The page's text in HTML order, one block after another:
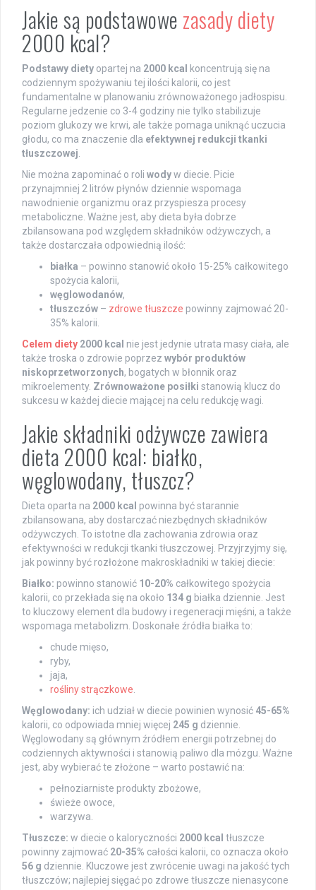
Jakie są podstawowe zasady diety
2000 kcal?
Podstawy diety opartej na 2000 kcal
koncentrują się na
codziennym spożywaniu tej ilości kalorii, co jest
fundamentalne w planowaniu zrównoważonego jadłospisu.
Regularne jedzenie co 3-4 godziny nie tylko stabilizuje
poziom glukozy we krwi, ale także pomaga uniknąć uczucia
głodu, co ma znaczenie dla efektywnej redukcji tkanki
tłuszczowej
Nie można zapominać o roli wodyw diecie. Picie
przynajmniej 2 litrów płynów dziennie wspomaga
nawodnienie organizmu oraz przyspiesza procesy
metaboliczne. Ważne jest, aby dieta była dobrze
zbilansowana pod względem składników odżywczych, a
także dostarczała odpowiednią ilość:
białka – powinno stanowić około 15-25% całkowitego
spożycia kalorii,
węglowodanów,
tłuszczów – zdrowe tłuszcze powinny zajmować 20-
35% kalorii.
Celem diety 2000 kcal nie jest jedynie utrata masy ciała, ale
także troska o zdrowie poprzez wybór produktów
niskoprzetworzonych, bogatych w błonnik oraz
mikroelementy. Zrównoważone posiłki stanowią klucz do
sukcesu w każdej diecie mającej na celu redukcję wagi.
Jakie składniki odżywcze zawiera
dieta 2000 kcal: białko,
węglowodany, tłuszcz?
Dieta oparta na 2000 kcal powinna być starannie
zbilansowana, aby dostarczać niezbędnych składników
odżywczych. To istotne dla zachowania zdrowia oraz
efektywności w redukcji tkanki tłuszczowej. Przyjrzyjmy się,
jak powinny być rozłożone makroskładniki w takiej diecie:
Białko: powinno stanowić 10-20% całkowitego spożycia
kalorii, co przekłada się na około 134 g białka dziennie. Jest
to kluczowy element dla budowy i regeneracji mięśni, a także
wspomaga metabolizm. Doskonałe źródła białka to:
chude mięso,
ryby,
jaja,
rośliny strączkowe
Węglowodany: ich udział w diecie powinien wynosić 45-65%
kalorii, co odpowiada mniej więcej 245 g dziennie.
Węglowodany są głównym źródłem energii potrzebnej do
codziennych aktywności i stanowią paliwo dla mózgu. Ważne
jest, aby wybierać te złożone – warto postawić na:
pełnoziarniste produkty zbożowe,
świeże owoce,
warzywa.
Tłuszcze: w diecie o kaloryczności 2000 kcal tłuszcze
powinny zajmować 20-35% całości kalorii, co oznacza około
56 g dziennie. Kluczowe jest zwrócenie uwagi na jakość tych
tłuszczów; najlepiej sięgać po zdrowe tłuszcze nienasycone